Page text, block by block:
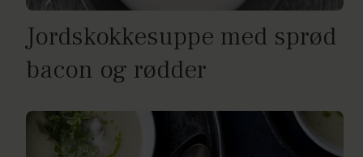
Jordskokkesuppe med sprød
bacon og rødder